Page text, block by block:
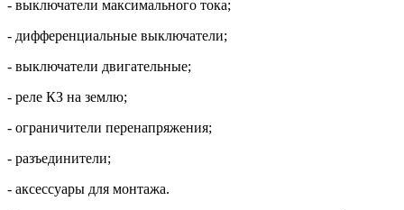
- выключатели максимального тока;
- дифференциальные выключатели;
- выключатели двигательные;
- реле КЗ на землю;
- ограничители перенапряжения;
- разъединители;
- аксессуары для монтажа.